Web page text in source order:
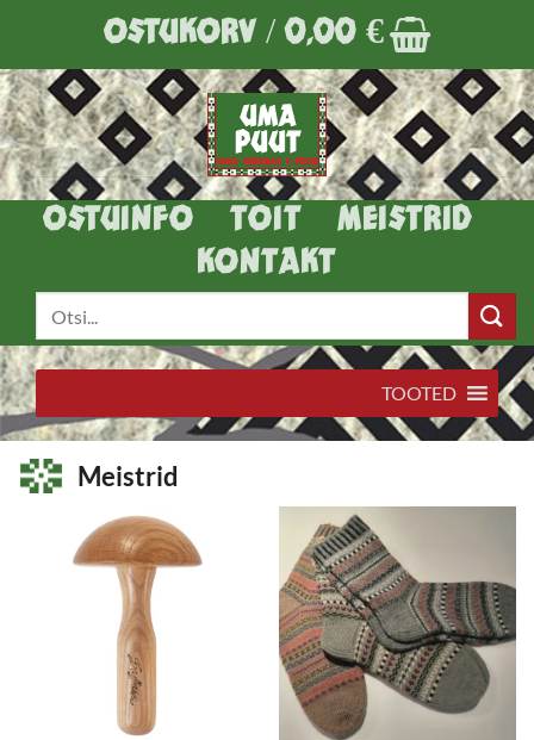
content
OSTUKORV /0,00 €
OSTUINFO TOIT
MEISTRID
KONTAKT
TOOTED
Meistrid